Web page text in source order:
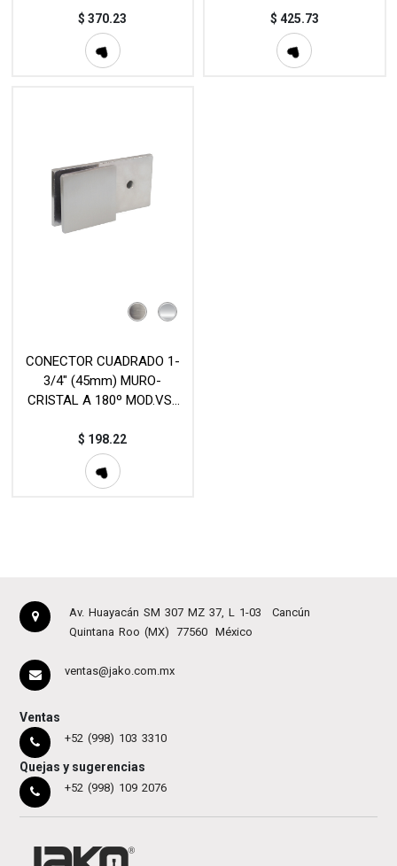
$370.23 $ 425.73
CONECTOR CUADRADO 1-
3/4" (45mm) MURO-
CRISTAL A 180º MOD.VS-
$ 198.22
Av. Huayacán SM 307 MZ 37, L 1-03
Cancún
Quintana Roo (MX)
77560 México
ventas@jako.com.mx
Ventas
+52 (998) 103 3310
Quejas y sugerencias
+52 (998) 109 2076